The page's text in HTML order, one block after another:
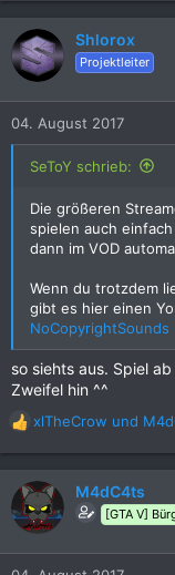
a
k
t
n
Shlorox
Projektleiter
04. August 2017
SeToY schrieb:
Die größeren
spielen auch
dann im VOD
Wenn du trotzdem
gibt es hier einen
NoCopyrightSounds
so siehts aus. Spiel
Zweifel hin ^^
R
a
k
t
n
xlTheCrow und
M4dC4ts
[GTA V]